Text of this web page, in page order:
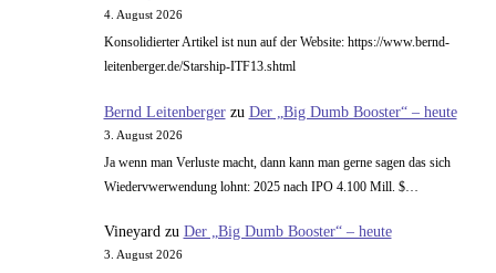
4. August 2026
Konsolidierter Artikel ist nun auf der Website: https://www.bernd-
leitenberger.de/Starship-ITF13.shtml
Bernd Leitenbergerzu Der „Big Dumb Booster“ – heute
3. August 2026
Ja wenn man Verluste macht, dann kann man gerne sagen das sich
Wiedervwerwendung lohnt: 2025 nach IPO 4.100 Mill. $…
Vineyardzu Der „Big Dumb Booster“ – heute
3. August 2026